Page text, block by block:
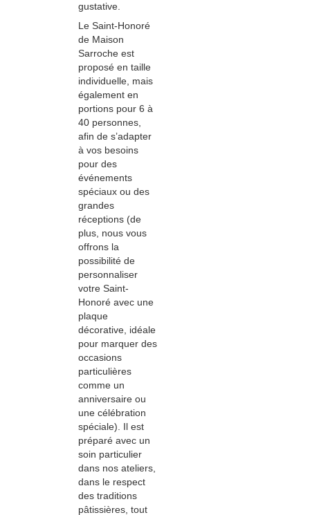
gustative.
Le Saint-Honoré
de Maison
Sarroche est
proposé en taille
individuelle, mais
également en
portions pour 6 à
40 personnes,
afin de s’adapter
à vos besoins
pour des
événements
spéciaux ou des
grandes
réceptions (de
plus, nous vous
offrons la
possibilité de
personnaliser
votre Saint-
Honoré avec une
plaque
décorative, idéale
pour marquer des
occasions
particulières
comme un
anniversaire ou
une célébration
spéciale). Il est
préparé avec un
soin particulier
dans nos ateliers,
dans le respect
des traditions
pâtissières, tout